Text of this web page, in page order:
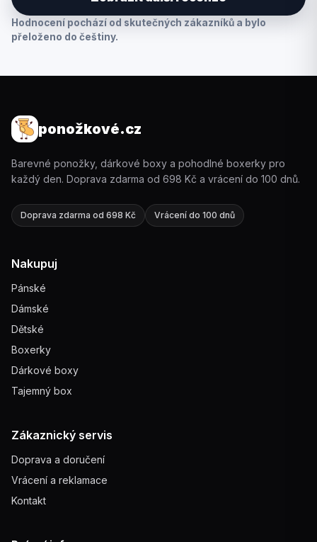
ponožkové.cz
Barevné ponožky, dárkové boxy a pohodlné boxerky pro
každý den. Doprava zdarma od 698 Kč a vrácení do 100 dnů.
Doprava zdarma od 698 Kč Vrácení do 100 dnů
Nakupuj
Pánské
Dámské
Dětské
Boxerky
Dárkové boxy
Tajemný box
Zákaznický servis
Doprava a doručení
Vrácení a reklamace
Kontakt
Hodnocení pochází od skutečných zákazníků a bylo
přeloženo do češtiny.